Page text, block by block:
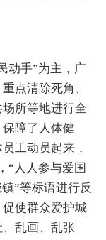
动手”为主，广
点清除死角、
所等地进行全
障了人体健
工动员起来，
“人人参与爱国
”等标语进行反
使群众爱护城
乱画、乱张